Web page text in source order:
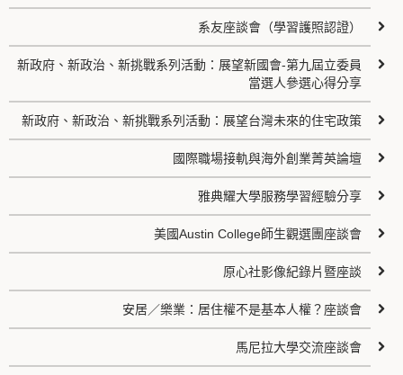
系友座談會（學習護照認證）
新政府、新政治、新挑戰系列活動：展望新國會-第九屆立委員
當選人參選心得分享
新政府、新政治、新挑戰系列活動：展望台灣未來的住宅政策
國際職場接軌與海外創業菁英論壇
雅典耀大學服務學習經驗分享
美國Austin College師生觀選團座談會
原心社影像紀錄片暨座談
安居／樂業：居住權不是基本人權？座談會
馬尼拉大學交流座談會